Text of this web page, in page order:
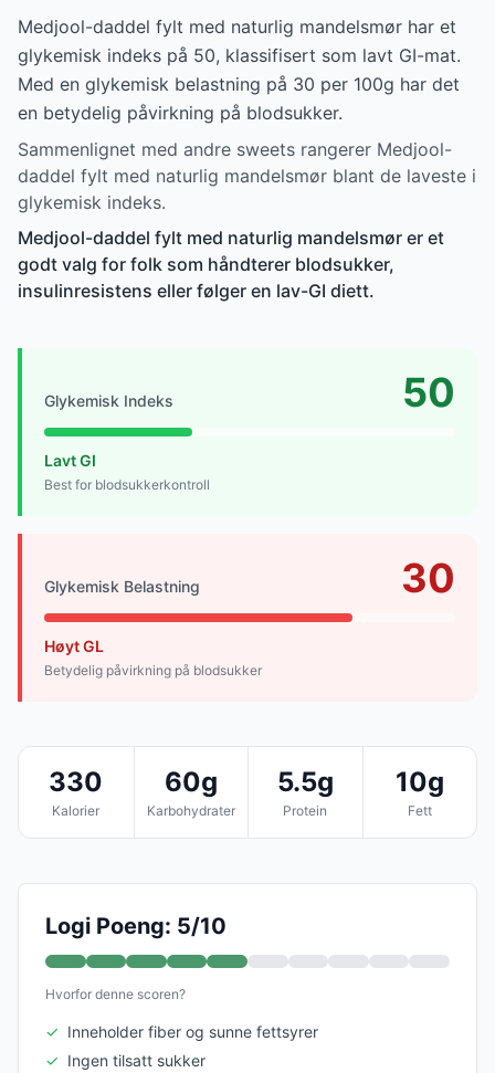
Medjool-daddel fylt med naturlig mandelsmør har et
glykemisk indeks på 50, klassifisert som lavt GI-mat.
Med en glykemisk belastning på 30 per 100g har det
en betydelig påvirkning på blodsukker.
Sammenlignet med andre sweets rangerer Medjool-
daddel fylt med naturlig mandelsmør blant de laveste i
glykemisk indeks.
Medjool-daddel fylt med naturlig mandelsmør er et
godt valg for folk som håndterer blodsukker,
insulinresistens eller følger en lav-GI diett.
Glykemisk Indeks 50
Lavt GI
Best for blodsukkerkontroll
Glykemisk Belastning 30
Høyt GL
Betydelig påvirkning på blodsukker
330
Kalorier
60g
Karbohydrater
5.5g
Protein
10g
Fett
Logi Poeng: 5/10
Hvorfor denne scoren?
✓ Inneholder fiber og sunne fettsyrer
✓ Ingen tilsatt sukker